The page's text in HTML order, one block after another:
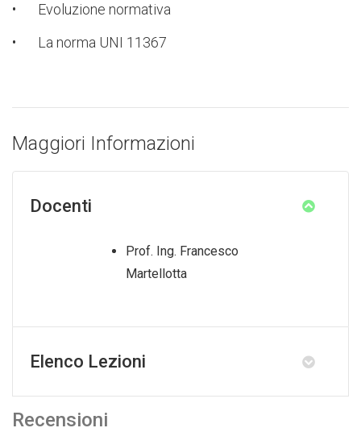
•
Evoluzione normativa
•
La norma UNI 11367
Maggiori Informazioni
Docenti
Prof. Ing. Francesco
Martellotta
Elenco Lezioni
Recensioni